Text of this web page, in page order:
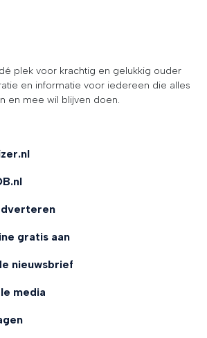
plek voor krachtig en gelukkig ouder
en informatie voor iedereen die alles
en mee wil blijven doen.
gratis aan
nieuwsbrief
media